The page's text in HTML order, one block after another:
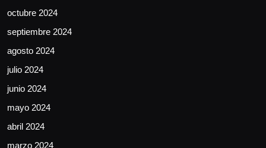
octubre 2024
septiembre 2024
agosto 2024
julio 2024
junio 2024
mayo 2024
abril 2024
marzo 2024